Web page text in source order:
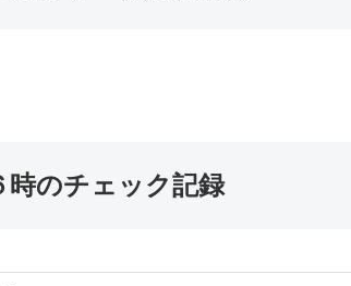
時のチェック記録